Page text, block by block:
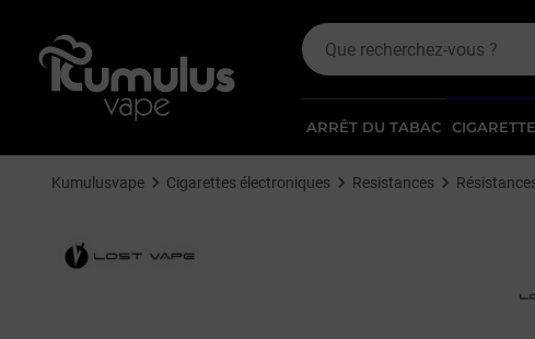
ARRÊT DU TABAC
Kumulusvape Cigarettes électroniques Resistances